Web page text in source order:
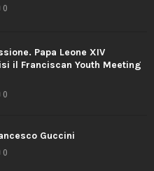
0
Papa Leone XIV
il Franciscan Youth Meeting
0
Guccini
0